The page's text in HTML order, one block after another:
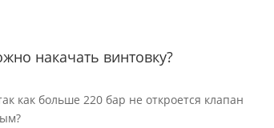
накачать винтовку?
как больше 220 бар не откроется клапан